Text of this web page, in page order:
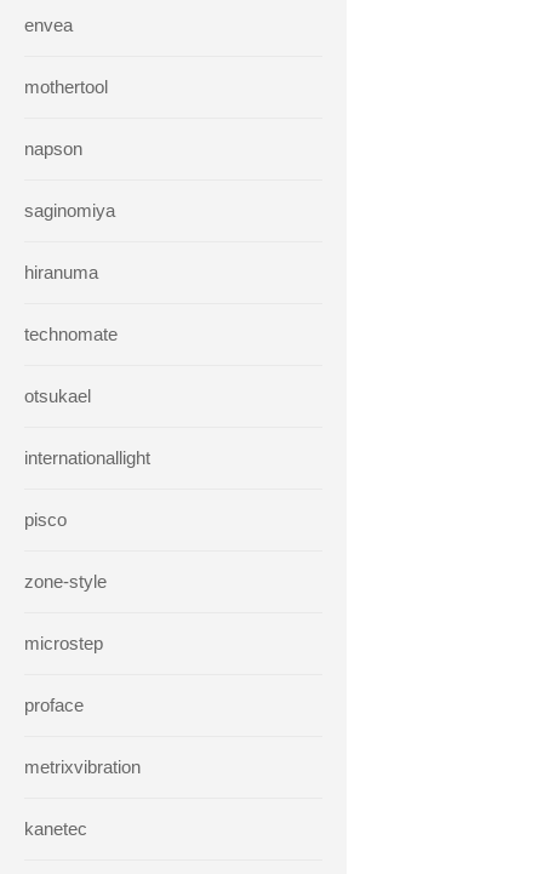
envea
mothertool
napson
saginomiya
hiranuma
technomate
otsukael
internationallight
pisco
zone-style
microstep
proface
metrixvibration
kanetec